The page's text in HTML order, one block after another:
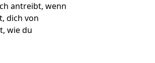
antreibt, wenn
dich von
wie du